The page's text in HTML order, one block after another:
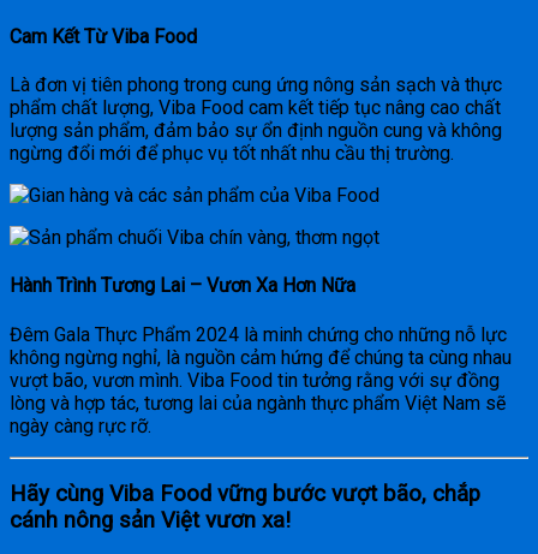
Cam Kết Từ Viba Food
Là đơn vị tiên phong trong cung ứng nông sản sạch và thực
phẩm chất lượng, Viba Food cam kết tiếp tục nâng cao chất
lượng sản phẩm, đảm bảo sự ổn định nguồn cung và không
ngừng đổi mới để phục vụ tốt nhất nhu cầu thị trường.
Hành Trình Tương Lai – Vươn Xa Hơn Nữa
Đêm Gala Thực Phẩm 2024 là minh chứng cho những nỗ lực
không ngừng nghỉ, là nguồn cảm hứng để chúng ta cùng nhau
vượt bão, vươn mình. Viba Food tin tưởng rằng với sự đồng
lòng và hợp tác, tương lai của ngành thực phẩm Việt Nam sẽ
ngày càng rực rỡ.
Hãy cùng Viba Food vững bước vượt bão, chắp
cánh nông sản Việt vươn xa!